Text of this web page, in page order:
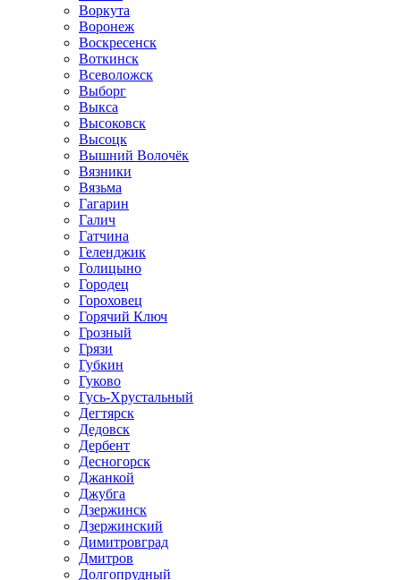
Воркута
Воронеж
Воскресенск
Воткинск
Всеволожск
Выборг
Выкса
Высоковск
Высоцк
Вышний Волочёк
Вязники
Вязьма
Гагарин
Галич
Гатчина
Геленджик
Голицыно
Городец
Гороховец
Горячий Ключ
Грозный
Грязи
Губкин
Гуково
Гусь-Хрустальный
Дегтярск
Дедовск
Дербент
Десногорск
Джанкой
Джубга
Дзержинск
Дзержинский
Димитровград
Дмитров
Долгопрудный